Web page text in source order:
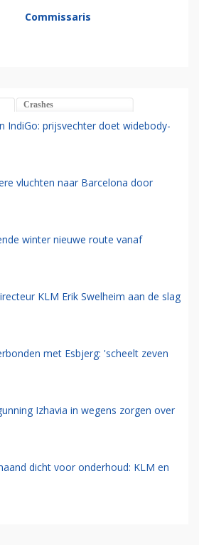
Commissaris
Crashes
IndiGo: prijsvechter doet widebody-
vluchten naar Barcelona door
winter nieuwe route vanaf
KLM Erik Swelheim aan de slag
met Esbjerg: 'scheelt zeven
Izhavia in wegens zorgen over
dicht voor onderhoud: KLM en